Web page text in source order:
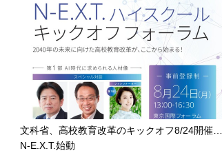
文科省、高校教育改革のキックオフ8/24開催…
N-E.X.T.始動